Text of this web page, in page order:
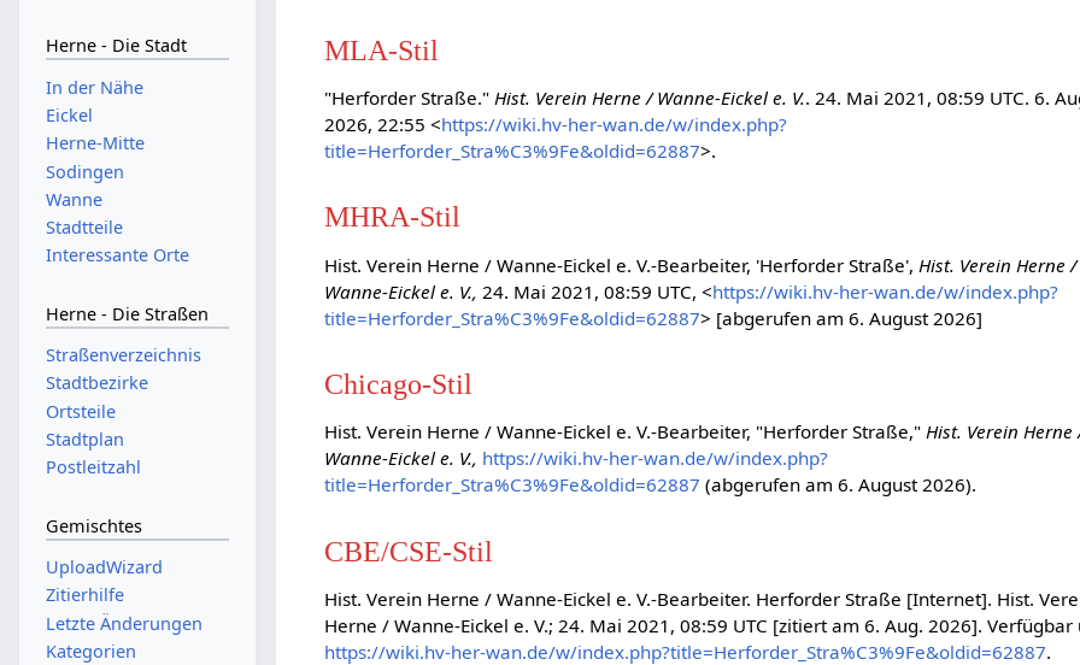
MLA-Stil
"Herforder Straße." Hist. Verein Herne / Wanne-Eickel e. V.. 24. Mai 2021, 08:59 UTC. 6.
2026, 22:55 <https://wiki.hv-her-wan.de/w/index.php?
title=Herforder_Stra%C3%9Fe&oldid=62887>.
MHRA-Stil
Hist. Verein Herne / Wanne-Eickel e. V.-Bearbeiter, 'Herforder Straße', Hist. Verein Herne /
Wanne-Eickel e. V., 24. Mai 2021, 08:59 UTC, <https://wiki.hv-her-wan.de/w/index.php?
title=Herforder_Stra%C3%9Fe&oldid=62887> [abgerufen am 6. August 2026]
Chicago-Stil
Hist. Verein Herne / Wanne-Eickel e. V.-Bearbeiter, "Herforder Straße,"Hist. Verein Herne
Wanne-Eickel e. V., https://wiki.hv-her-wan.de/w/index.php?
title=Herforder_Stra%C3%9Fe&oldid=62887 (abgerufen am 6. August 2026).
CBE/CSE-Stil
Hist. Verein Herne / Wanne-Eickel e. V.-Bearbeiter. Herforder Straße [Internet]. Hist.
Herne / Wanne-Eickel e. V.; 24. Mai 2021, 08:59 UTC [zitiert am 6. Aug. 2026]. Verfügbar
https://wiki.hv-her-wan.de/w/index.php?title=Herforder_Stra%C3%9Fe&oldid=62887.
Herne - Die Stadt
In der Nähe
Eickel
Herne-Mitte
Sodingen
Wanne
Stadtteile
Interessante Orte
Herne - Die Straßen
Straßenverzeichnis
Stadtbezirke
Ortsteile
Stadtplan
Postleitzahl
Gemischtes
UploadWizard
Zitierhilfe
Letzte Änderungen
Kategorien